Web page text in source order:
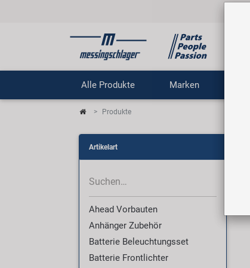
Alle Produkte Marken
Produkte
Artikelart
Ahead Vorbauten
Anhänger Zubehör
Batterie Beleuchtungsset
Batterie Frontlichter